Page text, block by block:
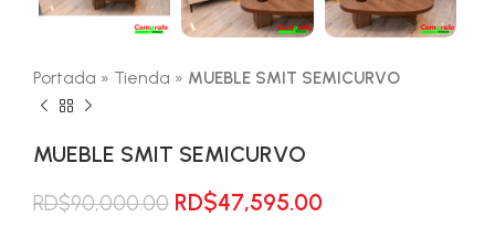
Portada » Tienda » MUEBLE SMIT SEMICURVO
MUEBLE SMIT SEMICURVO
RD$90,000.00 El
RD$47,595.00El